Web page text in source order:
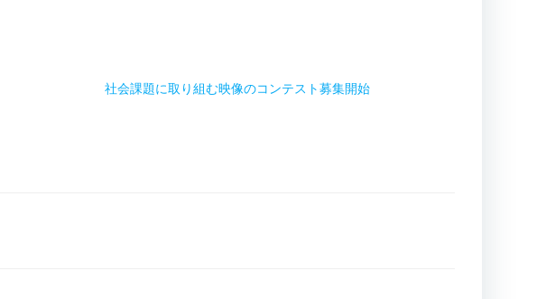
社会課題に取り組む映像のコンテスト募集開始